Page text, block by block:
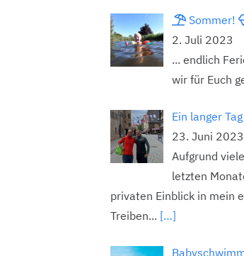
Sommer!
2. Juli 2023
... endlich
wir für Euch
Ein langer
23. Juni 2023
Aufgrund
letzten
privaten Einblick in mein
Treiben... […]